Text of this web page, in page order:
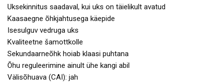
Uksekinnitus saadaval, kui uks on täielikult avatud
Kaasaegne õhkjahtusega käepide
Isesulguv vedruga uks
Kvaliteetne šamottkolle
Sekundaarneõhk hoiab klaasi puhtana
Õhu reguleerimine ainult ühe kangi abil
Välisõhuava (CAI): jah